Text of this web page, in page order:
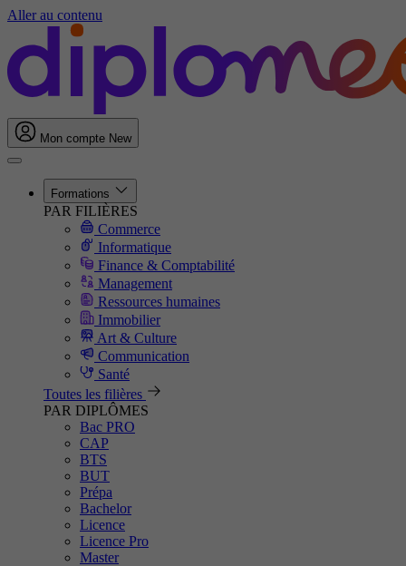
Aller au contenu
Mon compte New
Formations
PAR FILIÈRES
Commerce
Informatique
Finance & Comptabilité
Management
Ressources humaines
Immobilier
Art & Culture
Communication
Santé
Toutes les filières
PAR DIPLÔMES
Bac PRO
CAP
BTS
BUT
Prépa
Bachelor
Licence
Licence Pro
Master